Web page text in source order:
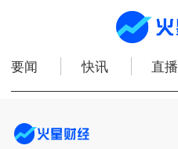
要闻 快讯 直播